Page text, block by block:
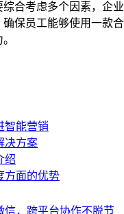
合考虑多个因素，企业
保员工能够使用一款合
智能营销
决方案
绍
方面的优势
信，跨平台协作不脱节